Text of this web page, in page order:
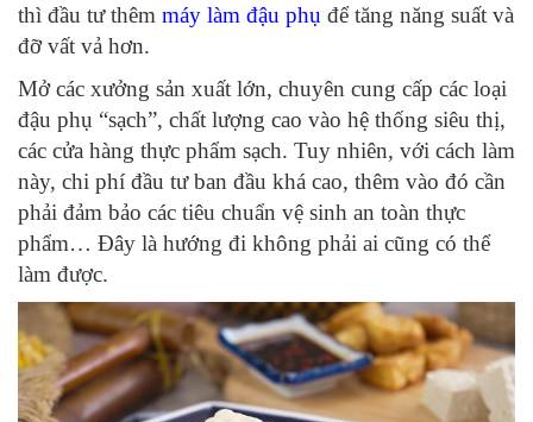
thì đầu tư thêm máy làm đậu phụ để tăng năng suất và
đỡ vất vả hơn.
Mở các xưởng sản xuất lớn, chuyên cung cấp các loại
đậu phụ “sạch”, chất lượng cao vào hệ thống siêu thị,
các cửa hàng thực phẩm sạch. Tuy nhiên, với cách làm
này, chi phí đầu tư ban đầu khá cao, thêm vào đó cần
phải đảm bảo các tiêu chuẩn vệ sinh an toàn thực
phẩm… Đây là hướng đi không phải ai cũng có thể
làm được.